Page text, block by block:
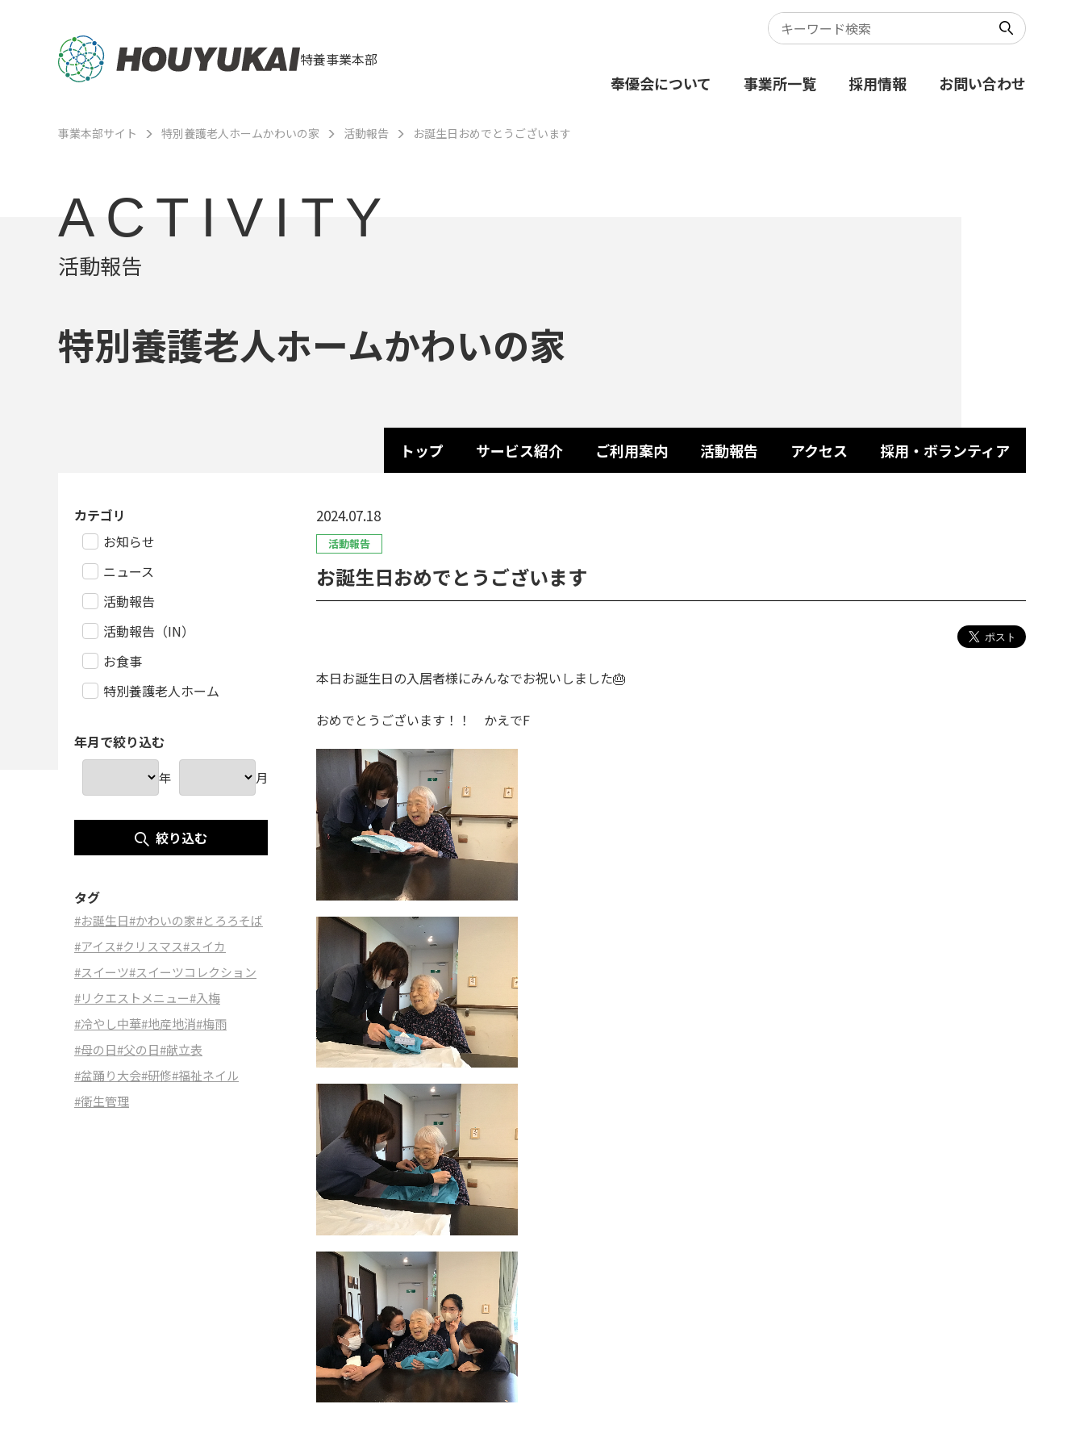
特養事業本部
奉優会について 事業所一覧 採用情報 お問い合わせ
事業本部サイト 特別養護老人ホームかわいの家 活動報告 お誕生日おめでとうございます
ACTIVITY
活動報告
特別養護老人ホームかわいの家
トップ サービス紹介 ご利用案内 活動報告 アクセス 採用・ボランティア
2024.07.18
活動報告
お誕生日おめでとうございます
本日お誕生日の入居者様にみんなでお祝いしました🎂
おめでとうございます！！ かえでF
カテゴリ
お知らせ
ニュース
活動報告
活動報告（IN）
お食事
特別養護老人ホーム
年月で絞り込む
年 月
絞り込む
タグ
#お誕生日#かわいの家#とろろそば
#アイス#クリスマス#スイカ
#スイーツ#スイーツコレクション
#リクエストメニュー#入梅
#冷やし中華#地産地消#梅雨
#母の日#父の日#献立表
#盆踊り大会#研修#福祉ネイル
#衛生管理